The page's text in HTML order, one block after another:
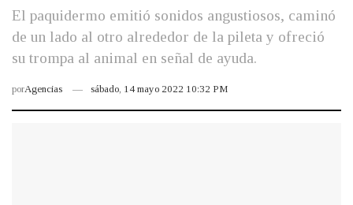
El paquidermo emitió sonidos angustiosos, caminó
de un lado al otro alrededor de la pileta y ofreció
su trompa al animal en señal de ayuda.
porAgencias sábado, 14 mayo 2022 10:32 PM